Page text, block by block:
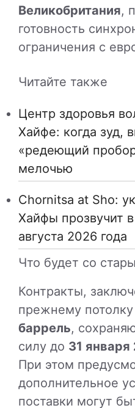
Великобритания,
готовность
ограничения с
Читайте также
Центр здоровья
Хайфе: когда зуд,
«редеющий
мелочью
Chornitsa at Sho:
Хайфы прозвучит
августа 2026 года
Что будет со
Контракты,
прежнему потолку
баррель,
силу до 31 января
При этом
дополнительное
поставки могут